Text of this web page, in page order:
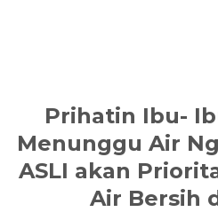
Prihatin Ibu-
Menunggu Air
ASLI akan
Air Bersih